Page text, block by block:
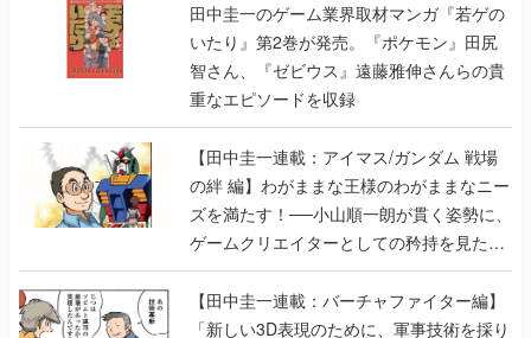
田中圭一のゲーム業界取材マンガ『若ゲの
いたり』第2巻が発売。『ポケモン』田尻
智さん、『ゼビウス』遠藤雅伸さんらの貴
重なエピソードを収録
【田中圭一連載：アイマス/ガンダム 戦場
の絆 編】わがままな王様のわがままなニー
ズを満たす！──小山順一朗が貫く姿勢に、
ゲームクリエイターとしての矜持を見た
【若ゲのいたり最終回】
【田中圭一連載：バーチャファイター編】
「新しい3D表現のために、軍事技術を採り